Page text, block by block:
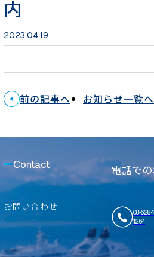
内
2023.04.19
前の記事へ お知らせ一覧
Contact
お問い合わせ
電話で
03-
1264